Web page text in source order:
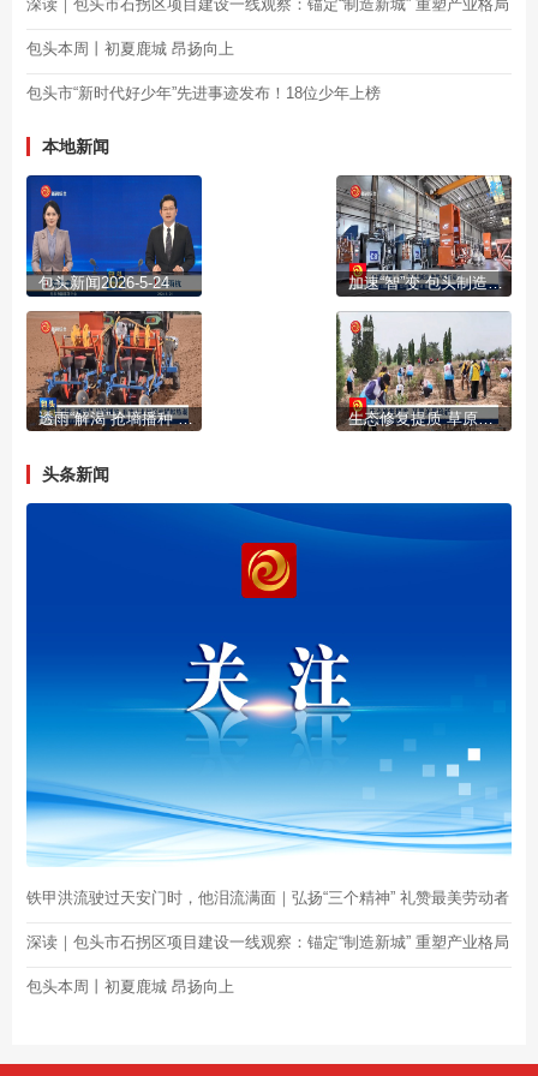
深读｜包头市石拐区项目建设一线观察：锚定“制造新城” 重塑产业格局
包头本周丨初夏鹿城 昂扬向上
包头市“新时代好少年”先进事迹发布！18位少年上榜
本地新闻
包头新闻2026-5-24 加速“智”变 包头制造业焕发新活力
透雨“解渴”抢墒播种 我市山北地区春播掀热潮 生态修复提质 草原美景焕新
头条新闻
铁甲洪流驶过天安门时，他泪流满面｜弘扬“三个精神” 礼赞最美劳动者
深读｜包头市石拐区项目建设一线观察：锚定“制造新城” 重塑产业格局
包头本周丨初夏鹿城 昂扬向上